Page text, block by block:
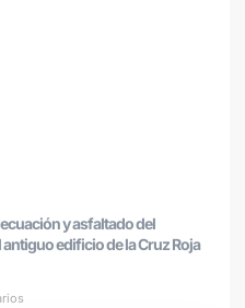
y asfaltado del
edificio de la Cruz Roja